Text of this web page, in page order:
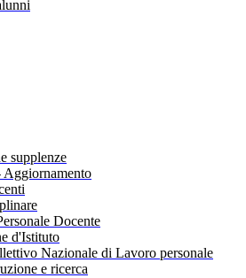
supplenze
Aggiornamento
Docente
d'Istituto
Nazionale di Lavoro personale
e ricerca